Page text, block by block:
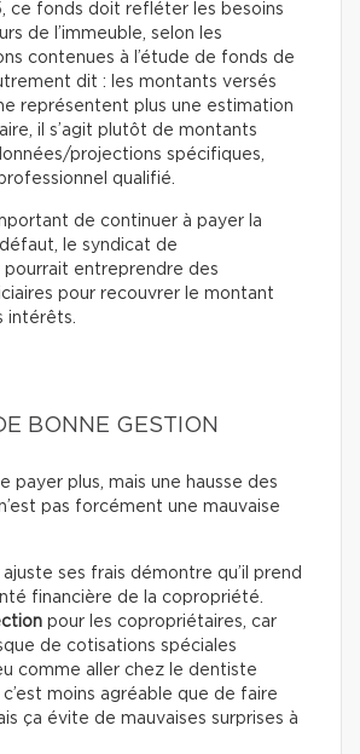
ce fonds doit refléter les besoins
de l’immeuble, selon les
contenues à l’étude de fonds de
dit : les montants versés
représentent plus une estimation
il s’agit plutôt de montants
projections spécifiques,
qualifié.
de continuer à payer la
le syndicat de
entreprendre des
pour recouvrer le montant
intérêts.
BONNE GESTION
payer plus, mais une hausse des
pas forcément une mauvaise
ses frais démontre qu’il prend
financière de la copropriété.
pour les copropriétaires, car
de cotisations spéciales
comme aller chez le dentiste
moins agréable que de faire
ça évite de mauvaises surprises à